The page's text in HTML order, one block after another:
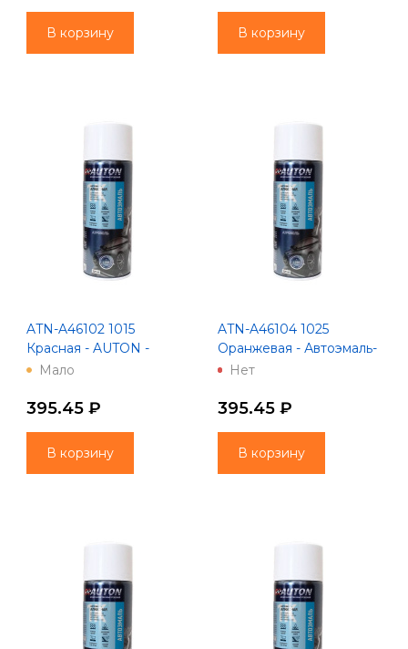
В корзину В корзину
ATN-A46102 1015
Красная - AUTON -
Автоэмаль алкидная -
Мало
395.45 ₽
В корзину
ATN-A46104 1025
Оранжевая - Автоэмаль-
аэрозоль "Автон" 520 мл
Нет
395.45 ₽
В корзину